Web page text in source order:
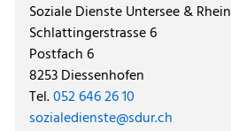
Soziale Dienste Untersee & Rhein
Schlattingerstrasse 6
Postfach 6
8253 Diessenhofen
Tel.052 646 26 10
sozialedienste@sdur.ch